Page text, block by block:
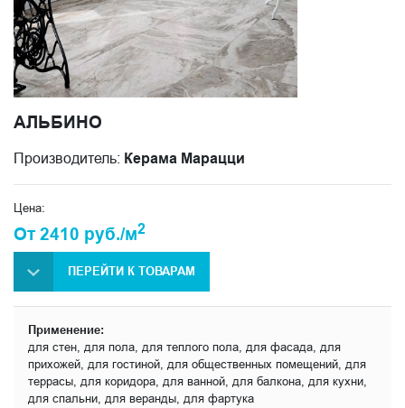
АЛЬБИНО
Производитель: Керама Марацци
Цена:
От 2410 руб./м2
ПЕРЕЙТИ К ТОВАРАМ
Применение:
для стен, для пола, для теплого пола, для фасада, для
прихожей, для гостиной, для общественных помещений, для
террасы, для коридора, для ванной, для балкона, для кухни,
для спальни, для веранды, для фартука